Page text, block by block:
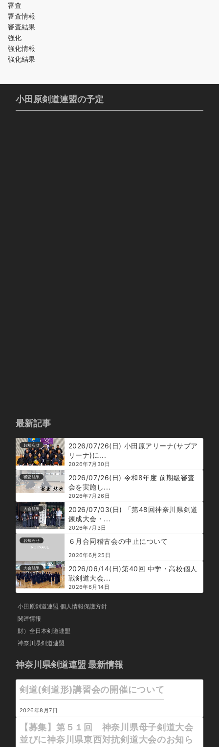
審査
審査情報
審査結果
強化
強化情報
強化結果
小田原剣道連盟の予定
最新記事
お知らせ
2026/07/26(日) 小田原アリーナ(サブア
リーナ)に...
2026年7月30日
審査結果
2026/07/26(日) 令和8年度 前期級審査
会を実施し...
2026年7月26日
大会結果
2026/07/03(日) 「第48回神奈川県剣道
錬成大会・...
2026年7月3日
お知らせ ６月合同稽古会の中止について
2026年6月25日
大会結果
2026/06/14(日)第40回 中学・高校個人
戦剣道大会...
2026年6月14日
小田原剣道連盟 個人情報保護方針
関連情報
財）全日本剣道連盟
神奈川県剣道連盟
神奈川県剣道連盟 最新情報
剣道(剣道形)講習会の開催について
2026年8月7日
【募集】第５１回 神奈川県母子剣道大会
並びに神奈川県東西対抗剣道大会のお知ら